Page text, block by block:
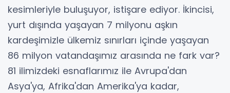
kesimleriyle buluşuyor, istişare ediyor. İkincisi,
yurt dışında yaşayan 7 milyonu aşkın
kardeşimizle ülkemiz sınırları içinde yaşayan
86 milyon vatandaşımız arasında ne fark var?
81 ilimizdeki esnaflarımız ile Avrupa'dan
Asya'ya, Afrika'dan Amerika'ya kadar,